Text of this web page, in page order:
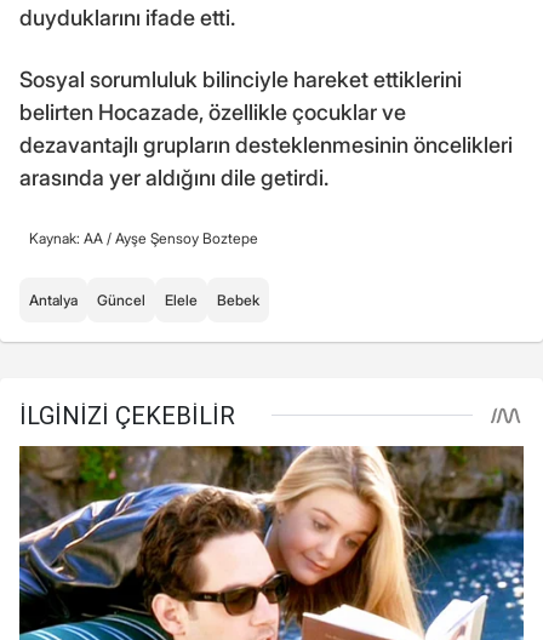
duyduklarını ifade etti.
Sosyal sorumluluk bilinciyle hareket ettiklerini
belirten Hocazade, özellikle çocuklar ve
dezavantajlı grupların desteklenmesinin öncelikleri
arasında yer aldığını dile getirdi.
Kaynak: AA / Ayşe Şensoy Boztepe
Antalya Güncel Elele Bebek